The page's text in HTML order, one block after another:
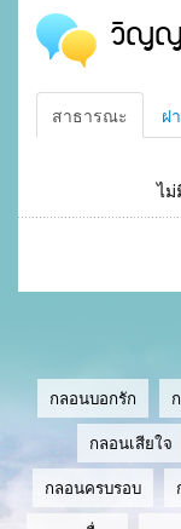
วิญ
สาธารณะ ฝ
ไ
กลอนบอกรัก
กลอนเสียใจ
กลอนครบรอบ